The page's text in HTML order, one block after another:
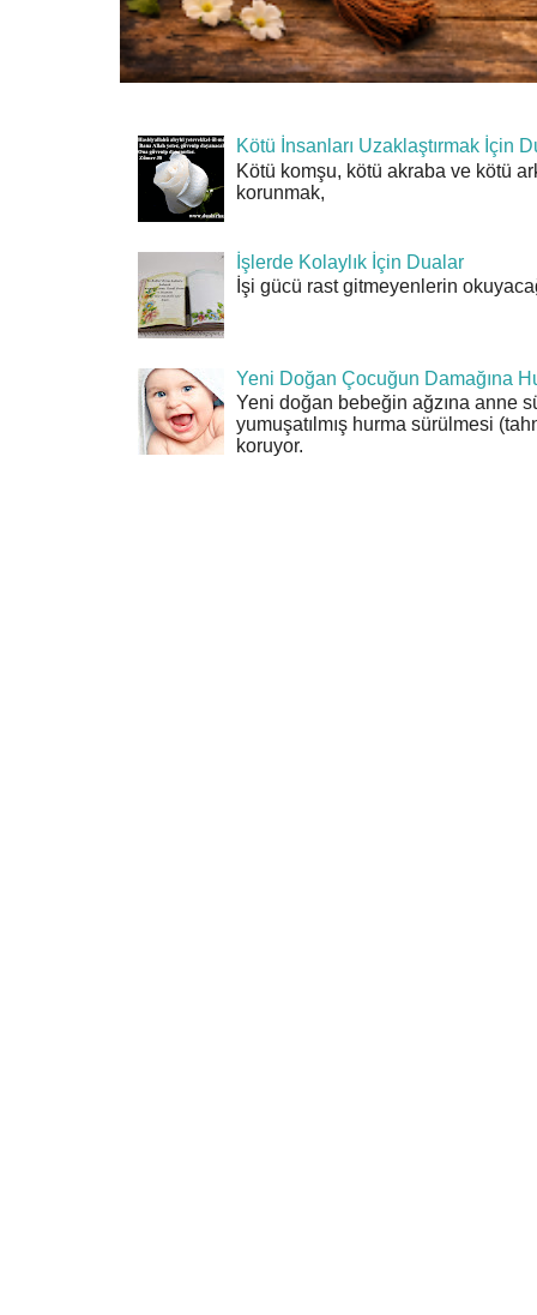
Kötü İnsanları Uzaklaştırmak İçin
Kötü komşu, kötü akraba ve kötü
korunmak,
İşlerde Kolaylık İçin Dualar
İşi gücü rast gitmeyenlerin
Yeni Doğan Çocuğun Damağına
Yeni doğan bebeğin ağzına anne
yumuşatılmış hurma sürülmesi
koruyor.